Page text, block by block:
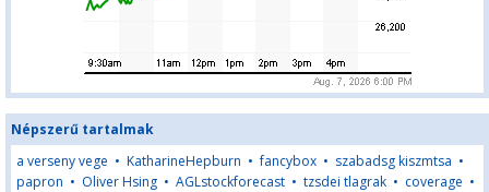
Népszerű tartalmak
a verseny vege • KatharineHepburn •fancybox • szabadsg kiszmtsa •
papron • Oliver Hsing • AGLstockforecast • tzsdei tlagrak • coverage •